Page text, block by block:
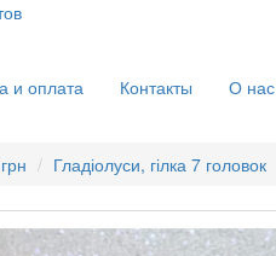
и оплата Контакты О нас
Гладіолуси, гілка 7 головок